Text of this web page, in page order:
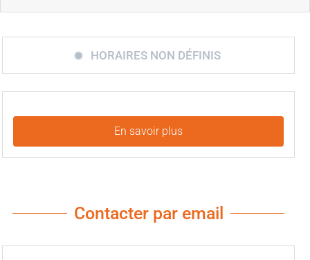
HORAIRES NON DÉFINIS
En savoir plus
Contacter par email